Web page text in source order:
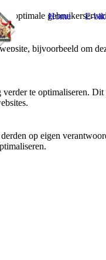
Home E-
optimale
bijvoorbeeld om
te optimaliseren.
op eigen